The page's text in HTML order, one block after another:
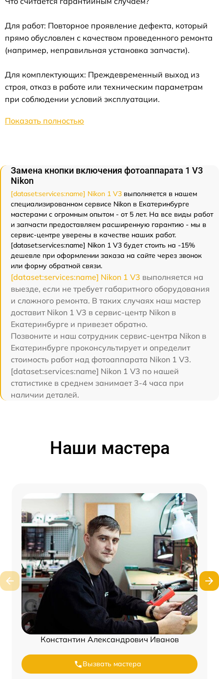
Для работ: Повторное проявление дефекта, который
прямо обусловлен с качеством проведенного ремонта
(например, неправильная установка запчасти).
Для комплектующих: Преждевременный выход из
строя, отказ в работе или техническим параметрам
при соблюдении условий эксплуатации.
Показать полностью
Замена кнопки включения фотоаппарата 1 V3
Nikon
[dataset:services:name] Nikon 1 V3 выполняется в нашем
специализированном сервисе Nikon в Екатеринбурге
мастерами с огромным опытом - от 5 лет. На все виды работ
и запчасти предоставляем расширенную гарантию - мы в
сервис-центре уверены в качестве наших работ.
[dataset:services:name] Nikon 1 V3 будет стоить на -15%
дешевле при оформлении заказа на сайте через звонок
или форму обратной связи.
[dataset:services:name] Nikon 1 V3 выполняется на
выезде, если не требует габаритного оборудования
и сложного ремонта. В таких случаях наш мастер
доставит Nikon 1 V3 в сервис-центр Nikon в
Екатеринбурге и привезет обратно.
Позвоните и наш сотрудник сервис-центра Nikon в
Екатеринбурге проконсультирует и определит
стоимость работ над фотоаппарата Nikon 1 V3.
[dataset:services:name] Nikon 1 V3 по нашей
статистике в среднем занимает 3-4 часа при
наличии деталей.
Наши мастера
Константин Александрович Иванов
Вызвать мастера